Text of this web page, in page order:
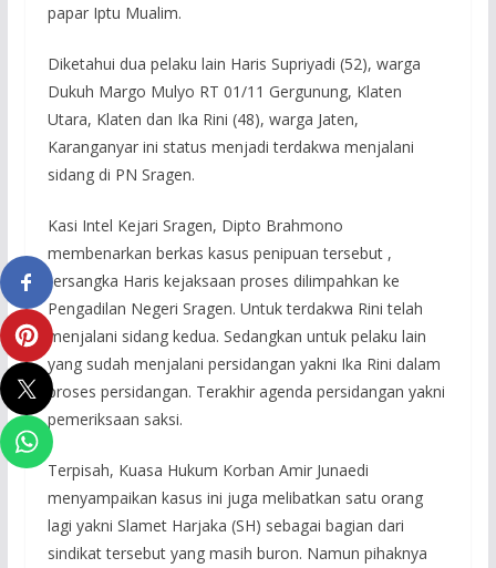
papar Iptu Mualim.
Diketahui dua pelaku lain Haris Supriyadi (52), warga
Dukuh Margo Mulyo RT 01/11 Gergunung, Klaten
Utara, Klaten dan Ika Rini (48), warga Jaten,
Karanganyar ini status menjadi terdakwa menjalani
sidang di PN Sragen.
Kasi Intel Kejari Sragen, Dipto Brahmono
membenarkan berkas kasus penipuan tersebut ,
tersangka Haris kejaksaan proses dilimpahkan ke
Pengadilan Negeri Sragen. Untuk terdakwa Rini telah
menjalani sidang kedua. Sedangkan untuk pelaku lain
yang sudah menjalani persidangan yakni Ika Rini dalam
proses persidangan. Terakhir agenda persidangan yakni
pemeriksaan saksi.
Terpisah, Kuasa Hukum Korban Amir Junaedi
menyampaikan kasus ini juga melibatkan satu orang
lagi yakni Slamet Harjaka (SH) sebagai bagian dari
sindikat tersebut yang masih buron. Namun pihaknya